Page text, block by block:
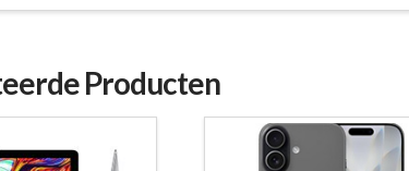
Producten